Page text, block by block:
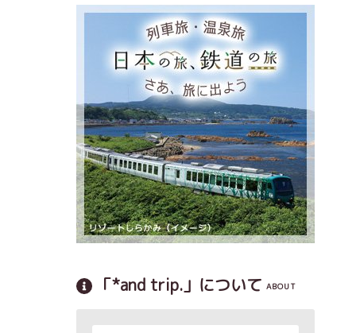
「*and trip.」について ABOUT